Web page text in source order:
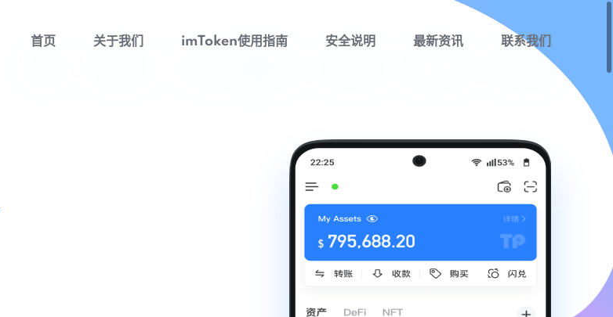
首页 关于我们 imToken使用指南 安全说明 最新资讯 联系我们